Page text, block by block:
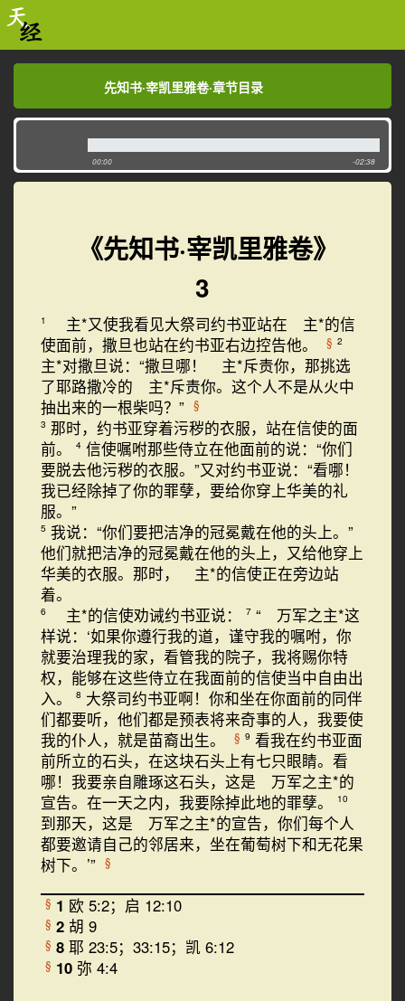
先知书·宰凯里雅卷·章节目录
先知书·宰凯里雅卷·章节目录
00:00 -02:38
《先知书·宰凯里雅卷》
3
1
主*又使我看见大祭司约书亚站在 主*的信
使面前，撒旦也站在约书亚右边控告他。
§ 2
主*对撒旦说：“撒旦哪！ 主*斥责你，那挑选
了耶路撒冷的 主*斥责你。这个人不是从火中
抽出来的一根柴吗？”
§
3 那时，约书亚穿着污秽的衣服，站在信使的面
前。
4 信使嘱咐那些侍立在他面前的说：“你们
要脱去他污秽的衣服。”又对约书亚说：“看哪！
我已经除掉了你的罪孽，要给你穿上华美的礼
服。”
5 我说：“你们要把洁净的冠冕戴在他的头上。”
他们就把洁净的冠冕戴在他的头上，又给他穿上
华美的衣服。那时， 主*的信使正在旁边站
着。
6 主*的信使劝诫约书亚说： 7 “ 万军之主*这
样说：‘如果你遵行我的道，谨守我的嘱咐，你
就要治理我的家，看管我的院子，我将赐你特
权，能够在这些侍立在我面前的信使当中自由出
入。
8 大祭司约书亚啊！你和坐在你面前的同伴
们都要听，他们都是预表将来奇事的人，我要使
我的仆人，就是苗裔出生。
§ 9 看我在约书亚面
前所立的石头，在这块石头上有七只眼睛。看
哪！我要亲自雕琢这石头，这是 万军之主*的
宣告。在一天之内，我要除掉此地的罪孽。
10
到那天，这是 万军之主*的宣告，你们每个人
都要邀请自己的邻居来，坐在葡萄树下和无花果
树下。’”
§
§ 1 欧 5:2；启 12:10
§ 2 胡 9
§ 8 耶 23:5；33:15；凯 6:12
§ 10 弥 4:4